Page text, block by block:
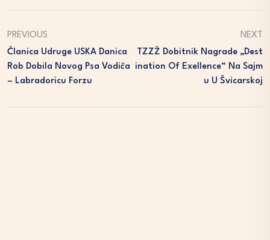
PREVIOUS
Članica Udruge USKA Danica
Rob Dobila Novog Psa Vodiča
– Labradoricu Forzu
NEXT
TZZŽ Dobitnik Nagrade „Dest
Ination Of Exellence“ Na Sajm
U U Švicarskoj